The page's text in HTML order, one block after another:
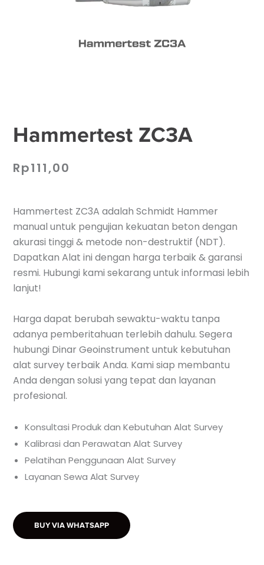
Hammertest ZC3A
Rp111,00
Hammertest ZC3A adalah Schmidt Hammer
manual untuk pengujian kekuatan beton dengan
akurasi tinggi & metode non-destruktif (NDT).
Dapatkan Alat ini dengan harga terbaik & garansi
resmi. Hubungi kami sekarang untuk informasi lebih
lanjut!
Harga dapat berubah sewaktu-waktu tanpa
adanya pemberitahuan terlebih dahulu. Segera
hubungi Dinar Geoinstrument untuk kebutuhan
alat survey terbaik Anda. Kami siap membantu
Anda dengan solusi yang tepat dan layanan
profesional.
Konsultasi Produk dan Kebutuhan Alat Survey
Kalibrasi dan Perawatan Alat Survey
Pelatihan Penggunaan Alat Survey
Layanan Sewa Alat Survey
BUY VIA WHATSAPP